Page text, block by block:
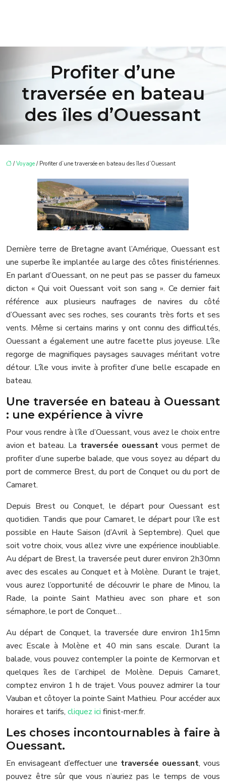
Profiter d’une
traversée en bateau
des îles d’Ouessant
/Voyage / Profiter d’une traversée en bateau des îles d’Ouessant
Dernière terre de Bretagne avant l’Amérique, Ouessant est
une superbe île implantée au large des côtes finistériennes.
En parlant d’Ouessant, on ne peut pas se passer du fameux
dicton « Qui voit Ouessant voit son sang ». Ce dernier fait
référence aux plusieurs naufrages de navires du côté
d’Ouessant avec ses roches, ses courants très forts et ses
vents. Même si certains marins y ont connu des difficultés,
Ouessant a également une autre facette plus joyeuse. L’île
regorge de magnifiques paysages sauvages méritant votre
détour. L’île vous invite à profiter d’une belle escapade en
bateau.
Une traversée en bateau à Ouessant
: une expérience à vivre
Pour vous rendre à l’île d’Ouessant, vous avez le choix entre
avion et bateau. La traversée ouessantvous permet de
profiter d’une superbe balade, que vous soyez au départ du
port de commerce Brest, du port de Conquet ou du port de
Camaret.
Depuis Brest ou Conquet, le départ pour Ouessant est
quotidien. Tandis que pour Camaret, le départ pour l’île est
possible en Haute Saison (d’Avril à Septembre). Quel que
soit votre choix, vous allez vivre une expérience inoubliable.
Au départ de Brest, la traversée peut durer environ 2h30mn
avec des escales au Conquet et à Molène. Durant le trajet,
vous aurez l’opportunité de découvrir le phare de Minou, la
Rade, la pointe Saint Mathieu avec son phare et son
sémaphore, le port de Conquet…
Au départ de Conquet, la traversée dure environ 1h15mn
avec Escale à Molène et 40 min sans escale. Durant la
balade, vous pouvez contempler la pointe de Kermorvan et
quelques îles de l’archipel de Molène. Depuis Camaret,
comptez environ 1 h de trajet. Vous pouvez admirer la tour
Vauban et côtoyer la pointe Saint Mathieu. Pour accéder aux
horaires et tarifs, cliquez ici finist-mer.fr.
Les choses incontournables à faire à
Ouessant.
En envisageant d’effectuer une traversée ouessant, vous
pouvez être sûr que vous n’auriez pas le temps de vous